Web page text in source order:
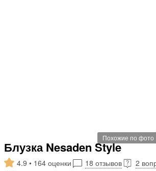
Похожие по фото
Блузка Nesaden Style
4.9 • 164 оценки 18 отзывов
2